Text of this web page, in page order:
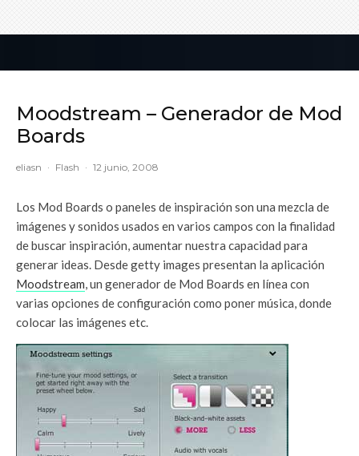
Moodstream – Generador de Mod
Boards
eliasn · Flash · 12 junio, 2008
Los Mod Boards o paneles de inspiración son una mezcla de
imágenes y sonidos usados en varios campos con la finalidad
de buscar inspiración, aumentar nuestra capacidad para
generar ideas. Desde getty images presentan la aplicación
Moodstream , un generador de Mod Boards en línea con
varias opciones de configuración como poner música, donde
colocar las imágenes etc.